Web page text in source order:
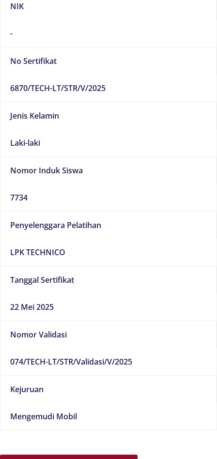
NIK
-
No Sertifikat
6870/TECH-LT/STR/V/2025
Jenis Kelamin
Laki-laki
Nomor Induk Siswa
7734
Penyelenggara Pelatihan
LPK TECHNICO
Tanggal Sertifikat
22 Mei 2025
Nomor Validasi
074/TECH-LT/STR/Validasi/V/2025
Kejuruan
Mengemudi Mobil